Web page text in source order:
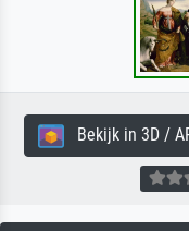
Bekijk in 3D /